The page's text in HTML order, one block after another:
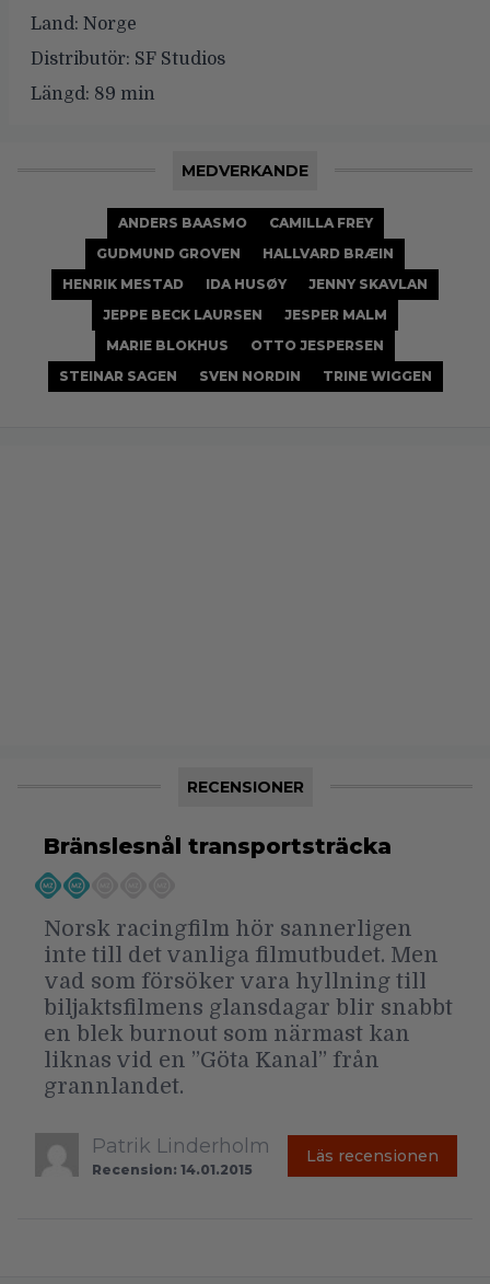
Land: Norge
Distributör: SF Studios
Längd: 89 min
MEDVERKANDE
ANDERS BAASMO
CAMILLA FREY
GUDMUND GROVEN
HALLVARD BRÆIN
HENRIK MESTAD
IDA HUSØY
JENNY SKAVLAN
JEPPE BECK LAURSEN
JESPER MALM
MARIE BLOKHUS
OTTO JESPERSEN
STEINAR SAGEN
SVEN NORDIN TRINE WIGGEN
RECENSIONER
Bränslesnål transportsträcka
Norsk racingfilm hör sannerligen
inte till det vanliga filmutbudet. Men
vad som försöker vara hyllning till
biljaktsfilmens glansdagar blir snabbt
en blek burnout som närmast kan
liknas vid en ”Göta Kanal” från
grannlandet.
Patrik Linderholm
Recension: 14.01.2015
Läs recensionen